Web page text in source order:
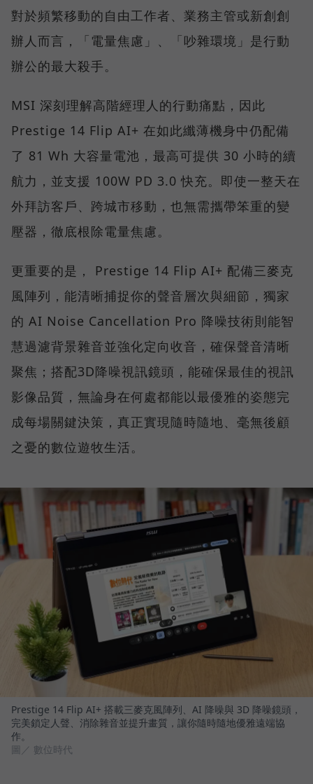
對於頻繁移動的自由工作者、業務主管或新創創
辦人而言，「電量焦慮」、「吵雜環境」是行動
辦公的最大殺手。
MSI 深刻理解高階經理人的行動痛點，因此
Prestige 14 Flip AI+ 在如此纖薄機身中仍配備
了 81 Wh 大容量電池，最高可提供 30 小時的續
航力，並支援 100W PD 3.0 快充。即使一整天在
外拜訪客戶、跨城市移動，也無需攜帶笨重的變
壓器，徹底根除電量焦慮。
更重要的是， Prestige 14 Flip AI+ 配備三麥克
風陣列，能清晰捕捉你的聲音層次與細節，獨家
的 AI Noise Cancellation Pro 降噪技術則能智
慧過濾背景雜音並強化定向收音，確保聲音清晰
聚焦；搭配3D降噪視訊鏡頭，能確保最佳的視訊
影像品質，無論身在何處都能以最優雅的姿態完
成每場關鍵決策，真正實現隨時隨地、毫無後顧
之憂的數位遊牧生活。
Prestige 14 Flip AI+ 搭載三麥克風陣列、AI 降噪與 3D 降噪鏡頭，
完美鎖定人聲、消除雜音並提升畫質，讓你隨時隨地優雅遠端協
作。
圖／ 數位時代